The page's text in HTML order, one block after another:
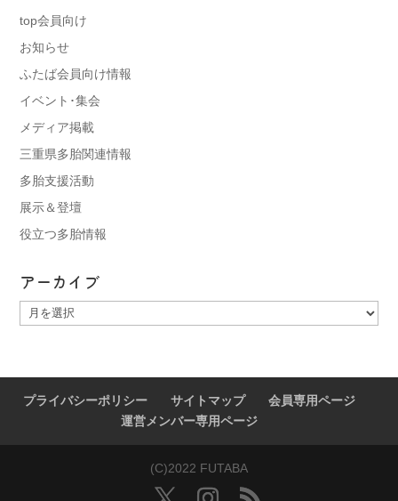
top会員向け
お知らせ
ふたば会員向け情報
イベント･集会
メディア掲載
三重県多胎関連情報
多胎支援活動
展示＆登壇
役立つ多胎情報
アーカイブ
ア
ー
プライバシーポリシー サイトマップ
会員専用ページ
運営メンバー専用ページ
(C)2022 FUTABA